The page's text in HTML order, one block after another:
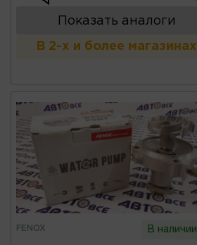
Показать аналоги
В 2-х и более магазинах
FENOX В наличии